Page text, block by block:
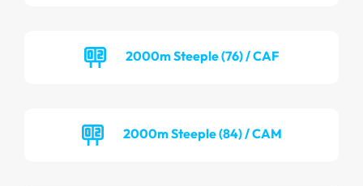
2000m Steeple (76) / CAF
2000m Steeple (84) / CAM